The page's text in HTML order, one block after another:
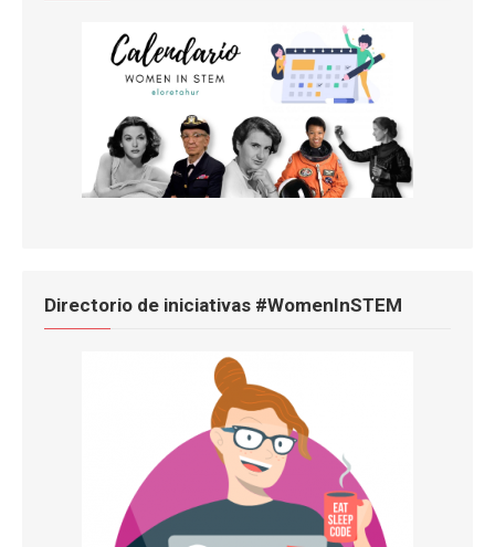
Directorio de iniciativas #WomenInSTEM